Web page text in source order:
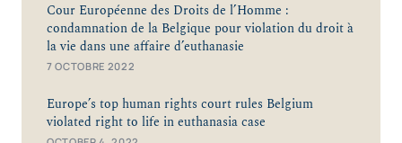
Cour Européenne des Droits de l’Homme :
condamnation de la Belgique pour violation du droit à
la vie dans une affaire d’euthanasie
7 OCTOBRE 2022
Europe’s top human rights court rules Belgium
violated right to life in euthanasia case